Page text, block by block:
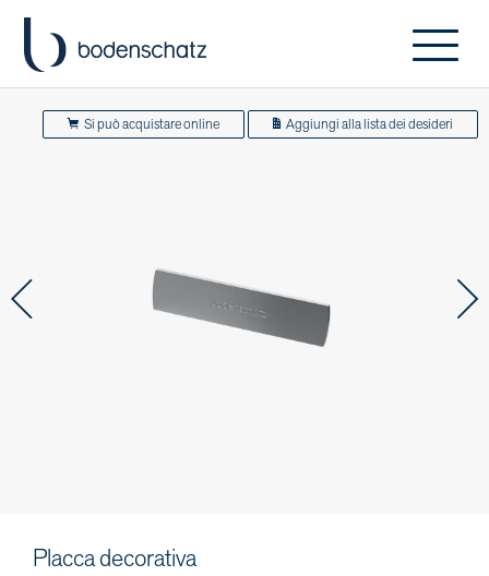
Si può acquistare online Aggiungi alla lista dei desideri
Placca decorativa